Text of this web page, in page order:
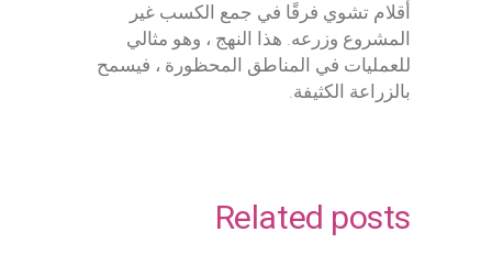
أقلام تشوي فرقًا في جمع الكسب غير
المشروع وزرعه. هذا النهج ، وهو مثالي
للعمليات في المناطق المحظورة ، فيسمح
بالزراعة الكثيفة.
Related posts